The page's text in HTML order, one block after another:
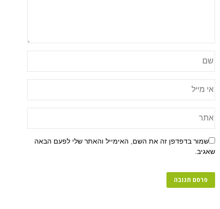
זה את השם, האימייל והאתר שלי לפעם הבאה